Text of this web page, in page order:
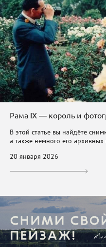
Рама IX — король и
В этой статье вы найдёте
а также немного его архивных
20 января 2026